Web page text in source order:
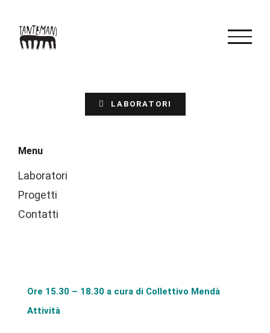
contenuto
Ore 15.30 – 18.30 a cura di Collettivo Mendà
Attività
LABORATORI
Menu
Laboratori
Progetti
Contatti